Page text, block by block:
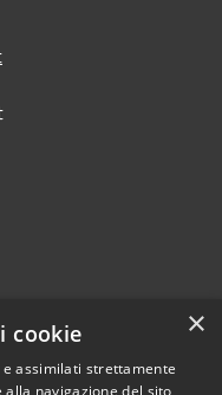
×
cookie
assimilati strettamente
navigazione del sito,